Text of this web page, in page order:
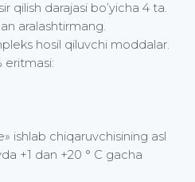
qilish darajasi bo’yicha 4 ta.
aralashtirmang.
hosil qiluvchi moddalar.
eritmasi:
ishlab chiqaruvchisining asl
+1 dan +20 ° C gacha